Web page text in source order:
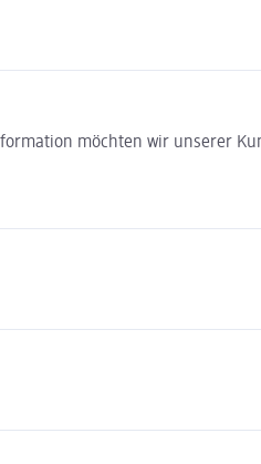
möchten wir unserer